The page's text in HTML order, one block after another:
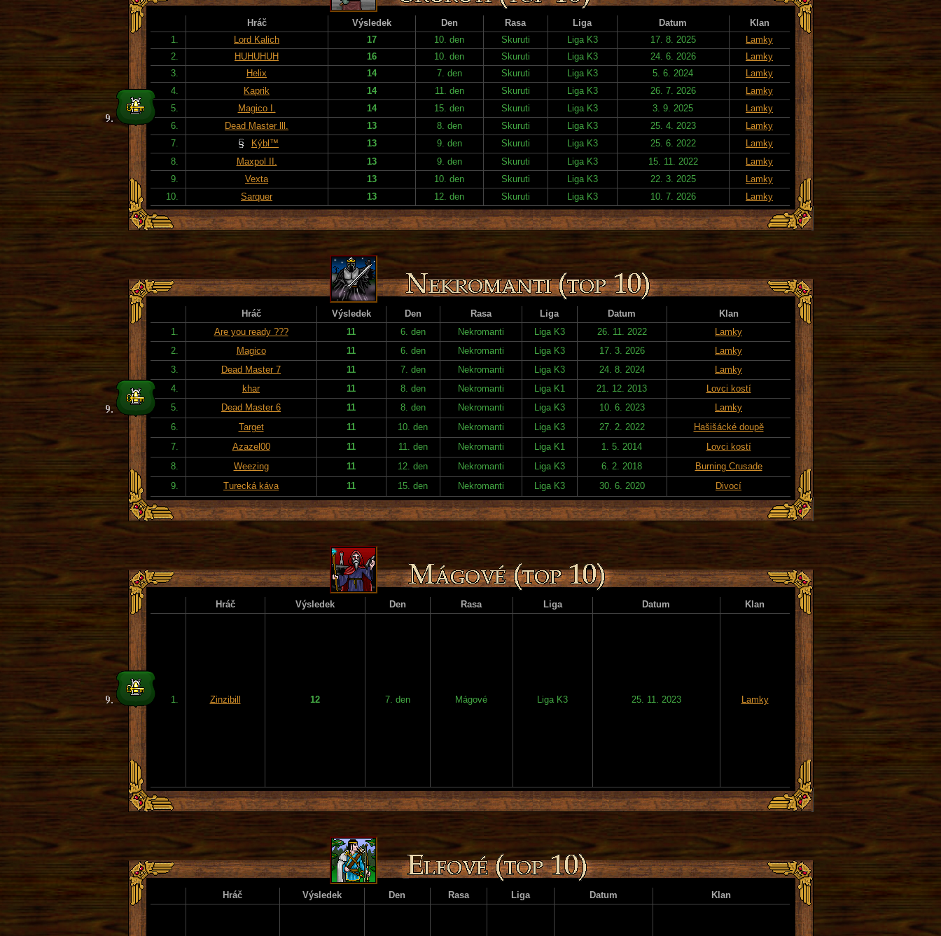
Hráč Výsledek Den Rasa Liga Datum
Klan
1.
Lord Kalich 17 10. den Skuruti Liga K3 17. 8. 2025
Lamky
2.
HUHUHUH 16 10. den Skuruti Liga K3 24. 6. 2026
Lamky
3.
Helix 14 7. den Skuruti Liga K3 5. 6. 2024
Lamky
4.
Kaprik 14 11. den Skuruti Liga K3 26. 7. 2026
Lamky
5.
Magico I. 14 15. den Skuruti Liga K3 3. 9. 2025
Lamky
6.
Dead Master lll. 13 8. den Skuruti Liga K3 25. 4. 2023
Lamky
7.
Kýbl™ 13 9. den Skuruti Liga K3 25. 6. 2022
Lamky
8.
Maxpol II. 13 9. den Skuruti Liga K3 15. 11. 2022
Lamky
9.
Vexta 13 10. den Skuruti Liga K3 22. 3. 2025
Lamky
10.
Sarquer 13 12. den Skuruti Liga K3 10. 7. 2026 Lamky
Hráč Výsledek Den Rasa Liga Datum
Klan
1.
Are you ready ??? 11 6. den Nekromanti Liga K3 26. 11. 2022
Lamky
2.
Magico 11 6. den Nekromanti Liga K3 17. 3. 2026
Lamky
3.
Dead Master 7 11 7. den Nekromanti Liga K3 24. 8. 2024
Lamky
4.
khar 11 8. den Nekromanti Liga K1 21. 12. 2013
Lovci kostí
5.
Dead Master 6 11 8. den Nekromanti Liga K3 10. 6. 2023
Lamky
6.
Target 11 10. den Nekromanti Liga K3 27. 2. 2022
Hašišácké doupě
7.
Azazel00 11 11. den Nekromanti Liga K1 1. 5. 2014
Lovci kostí
8.
Weezing 11 12. den Nekromanti Liga K3 6. 2. 2018
Burning Crusade
9.
Turecká káva 11 15. den Nekromanti Liga K3 30. 6. 2020 Divocí
Hráč Výsledek Den Rasa Liga Datum Klan
1. Zinzibill 12 7. den Mágové Liga K3 25. 11. 2023 Lamky
Hráč Výsledek Den Rasa Liga Datum Klan